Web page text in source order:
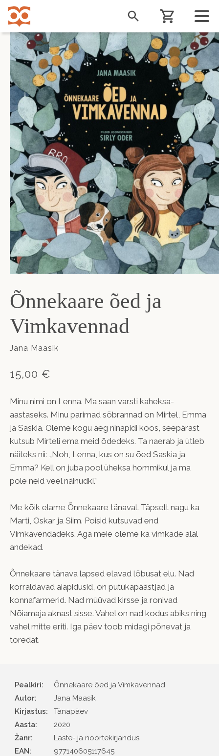
Liigu
edasi
põhisisu
juurde
Õnnekaare õed ja
Vimkavennad
Jana Maasik
15,00 €
Minu nimi on Lenna. Ma saan varsti kaheksa-
aastaseks. Minu parimad sõbrannad on Mirtel, Emma
ja Saskia. Oleme kogu aeg ninapidi koos, seepärast
kutsub Mirteli ema meid õdedeks. Ta naerab ja ütleb
näiteks nii: „Noh, Lenna, kus on su õed Saskia ja
Emma? Kell on juba pool üheksa hommikul ja ma
pole neid veel näinudki.”
Me kõik elame Õnnekaare tänaval. Täpselt nagu ka
Marti, Oskar ja Siim. Poisid kutsuvad end
Vimkavendadeks. Aga meie oleme ka vimkade alal
andekad.
Õnnekaare tänava lapsed elavad lõbusat elu. Nad
korraldavad aiapidusid, on putukapäästjad ja
konnafarmerid. Nad müüvad kirsse ja ronivad
Nõiamaja aknast sisse. Vahel on nad kodus abiks ning
vahel mitte eriti. Iga päev toob midagi põnevat ja
toredat.
Pealkiri:
Õnnekaare õed ja Vimkavennad
Autor
Jana Maasik
Kirjastus
Tänapäev
Aasta
2020
Žanr
Laste- ja noortekirjandus
EAN
977140605117645